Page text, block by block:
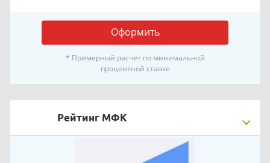
Оформить
* Примерный расчёт по минимальной
процентной ставке
Рейтинг МФК